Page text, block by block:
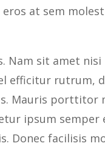
at sem
Nam sit amet
efficitur rutrum,
Mauris porttitor
ipsum semper
Donec facilisis